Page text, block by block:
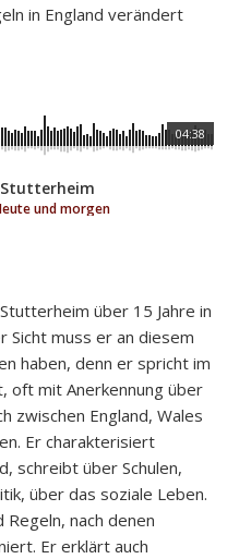
in England verändert
04:38
und morgen
über 15 Jahre in
Sicht muss er an diesem
haben, denn er spricht im
oft mit Anerkennung über
zwischen England, Wales
Er charakterisiert
schreibt über Schulen,
über das soziale Leben.
nach denen
Er erklärt auch